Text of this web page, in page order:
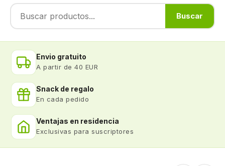
Buscar
Envio gratuito
A partir de 40 EUR
Snack de regalo
En cada pedido
Ventajas en residencia
Exclusivas para suscriptores